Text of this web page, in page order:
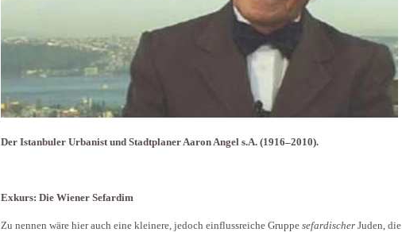
Der Istanbuler Urbanist und Stadtplaner Aaron Angel s.A. (1916–2010).
Exkurs: Die Wiener Sefardim
Zu nennen wäre hier auch eine kleinere, jedoch einflussreiche Gruppe sefardischer Juden, die